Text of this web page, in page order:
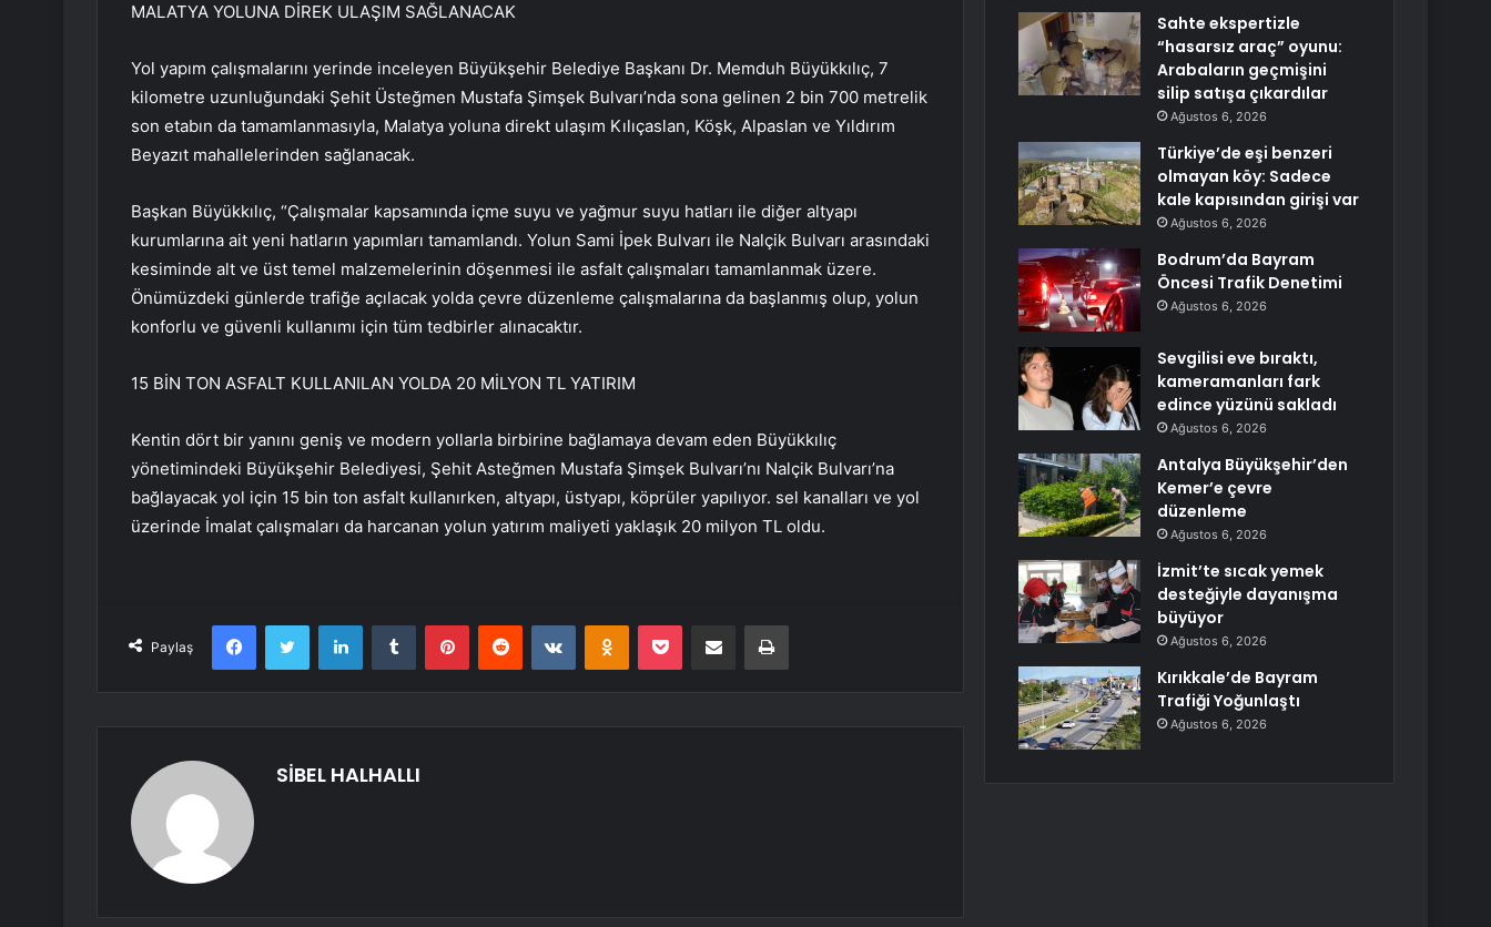
MALATYA YOLUNA DİREK ULAŞIM SAĞLANACAK
Yol yapım çalışmalarını yerinde inceleyen Büyükşehir Belediye Başkanı Dr. Memduh Büyükkılıç, 7
kilometre uzunluğundaki Şehit Üsteğmen Mustafa Şimşek Bulvarı’nda sona gelinen 2 bin 700 metrelik
son etabın da tamamlanmasıyla, Malatya yoluna direkt ulaşım Kılıçaslan, Köşk, Alpaslan ve Yıldırım
Beyazıt mahallelerinden sağlanacak.
Başkan Büyükkılıç, “Çalışmalar kapsamında içme suyu ve yağmur suyu hatları ile diğer altyapı
kurumlarına ait yeni hatların yapımları tamamlandı. Yolun Sami İpek Bulvarı ile Nalçik Bulvarı arasındaki
kesiminde alt ve üst temel malzemelerinin döşenmesi ile asfalt çalışmaları tamamlanmak üzere.
Önümüzdeki günlerde trafiğe açılacak yolda çevre düzenleme çalışmalarına da başlanmış olup, yolun
konforlu ve güvenli kullanımı için tüm tedbirler alınacaktır.
15 BİN TON ASFALT KULLANILAN YOLDA 20 MİLYON TL YATIRIM
Kentin dört bir yanını geniş ve modern yollarla birbirine bağlamaya devam eden Büyükkılıç
yönetimindeki Büyükşehir Belediyesi, Şehit Asteğmen Mustafa Şimşek Bulvarı’nı Nalçik Bulvarı’na
bağlayacak yol için 15 bin ton asfalt kullanırken, altyapı, üstyapı, köprüler yapılıyor. sel kanalları ve yol
üzerinde İmalat çalışmaları da harcanan yolun yatırım maliyeti yaklaşık 20 milyon TL oldu.
Paylaş
FacebookTwitter LinkedInTumblr PinterestReddit VKontakteOdnoklassniki
Pocket E-Posta ile paylaş Yazdır
SİBEL HALHALLI
Sahte ekspertizle
“hasarsız araç” oyunu:
Arabaların geçmişini
silip satışa çıkardılar
Ağustos 6, 2026
Türkiye’de eşi benzeri
olmayan köy: Sadece
kale kapısından girişi var
Ağustos 6, 2026
Bodrum’da Bayram
Öncesi Trafik Denetimi
Ağustos 6, 2026
Sevgilisi eve bıraktı,
kameramanları fark
edince yüzünü sakladı
Ağustos 6, 2026
Antalya Büyükşehir’den
Kemer’e çevre
düzenleme
Ağustos 6, 2026
İzmit’te sıcak yemek
desteğiyle dayanışma
büyüyor
Ağustos 6, 2026
Kırıkkale’de Bayram
Trafiği Yoğunlaştı
Ağustos 6, 2026